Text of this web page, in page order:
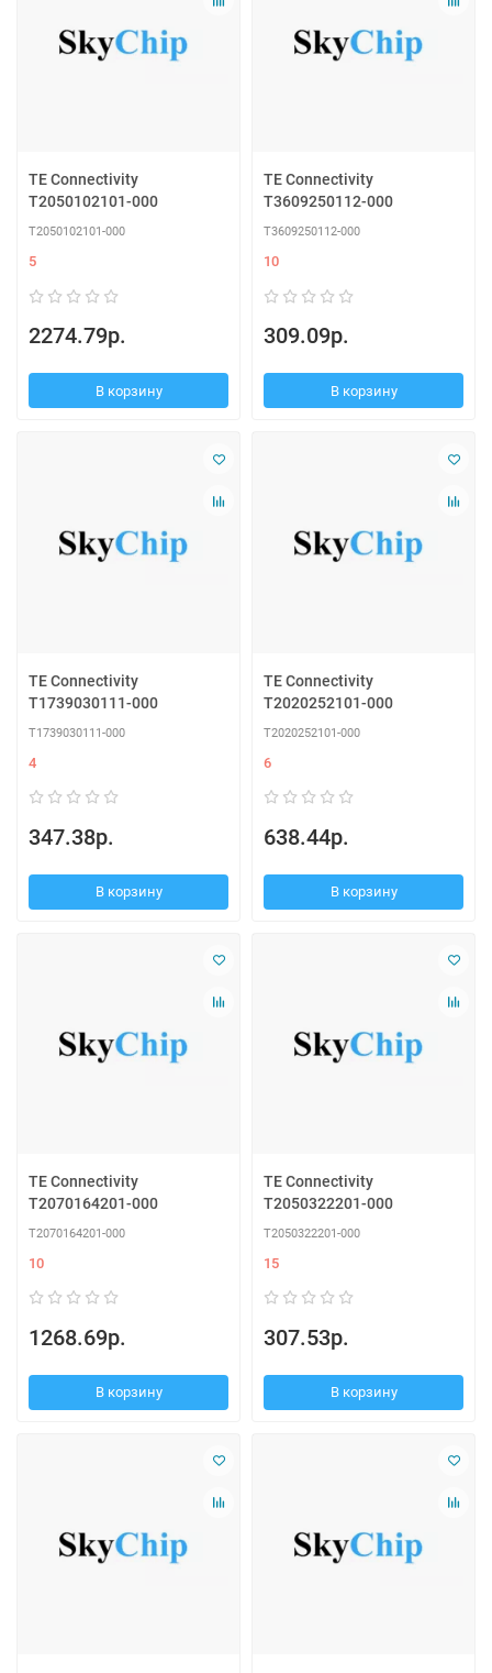
TE Connectivity
T2050102101-000
T2050102101-000
5
2274.79р.
В корзину
TE Connectivity
T3609250112-000
T3609250112-000
10
309.09р.
В корзину
TE Connectivity
T1739030111-000
T1739030111-000
4
347.38р.
В корзину
TE Connectivity
T2020252101-000
T2020252101-000
6
638.44р.
В корзину
TE Connectivity
T2070164201-000
T2070164201-000
10
1268.69р.
В корзину
TE Connectivity
T2050322201-000
T2050322201-000
15
307.53р.
В корзину